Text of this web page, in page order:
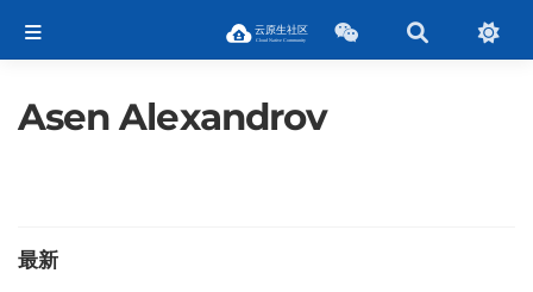
Asen Alexandrov
最新